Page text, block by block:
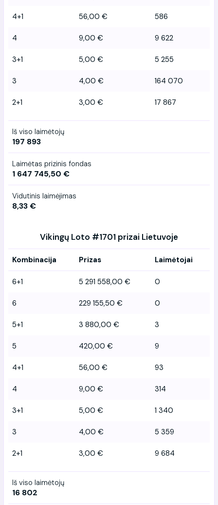
4+1 56,00 € 586
4 9,00 € 9 622
3+1 5,00 € 5 255
3 4,00 € 164 070
2+1 3,00 € 17 867
Iš viso laimėtojų
197 893
Laimėtas prizinis fondas
1 647 745,50 €
Vidutinis laimėjimas
8,33 €
Vikingų Loto #1701 prizai Lietuvoje
Kombinacija Prizas Laimėtojai
6+1 5 291 558,00 € 0
6 229 155,50 € 0
5+1 3 880,00 € 3
5 420,00 € 9
4+1 56,00 € 93
4 9,00 € 314
3+1 5,00 € 1 340
3 4,00 € 5 359
2+1 3,00 € 9 684
Iš viso laimėtojų
16 802